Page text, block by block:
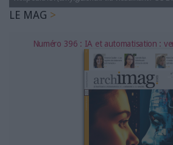
L'ANNUAIRE DES ACTEURS
LES LIVRES BLANCS
NOS OFFRES D'ABONNEMENTS
LE MAG
Numéro 396 : IA et automatisation :